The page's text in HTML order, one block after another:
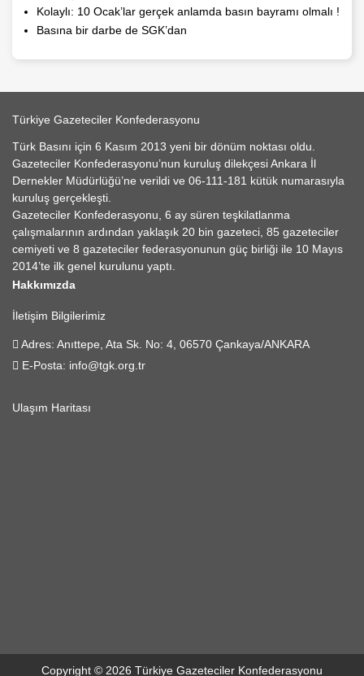
Kolaylı: 10 Ocak’lar gerçek anlamda basın bayramı olmalı !
Basına bir darbe de SGK’dan
Türkiye Gazeteciler Konfederasyonu
Türk Basını için 6 Kasım 2013 yeni bir dönüm noktası oldu.
Gazeteciler Konfederasyonu’nun kuruluş dilekçesi Ankara İl
Dernekler Müdürlüğü’ne verildi ve 06-111-181 kütük numarasıyla
kuruluş gerçekleşti.
Gazeteciler Konfederasyonu, 6 ay süren teşkilatlanma
çalışmalarının ardından yaklaşık 20 bin gazeteci, 85 gazeteciler
cemiyeti ve 8 gazeteciler federasyonunun güç birliği ile 10 Mayıs
2014’te ilk genel kurulunu yaptı.
Hakkımızda
İletişim Bilgilerimiz
Adres: Anıttepe, Ata Sk. No: 4, 06570 Çankaya/ANKARA
E-Posta: info@tgk.org.tr
Ulaşım Haritası
Copyright © 2026 Türkiye Gazeteciler Konfederasyonu